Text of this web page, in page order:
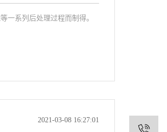
一系列后处理过程而制得。
2021-03-08 16:27:01